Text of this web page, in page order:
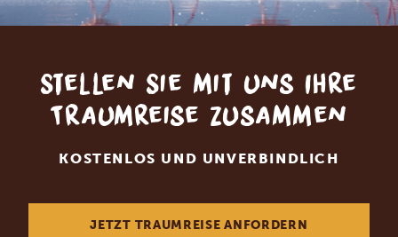
Stellen Sie mit uns Ihre
Traumreise zusammen
KOSTENLOS UND UNVERBINDLICH
JETZT TRAUMREISE ANFORDERN